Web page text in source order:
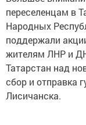
переселенцам в
Народных
поддержали
жителям ЛНР и
Татарстан над
сбор и отправка
Лисичанска.